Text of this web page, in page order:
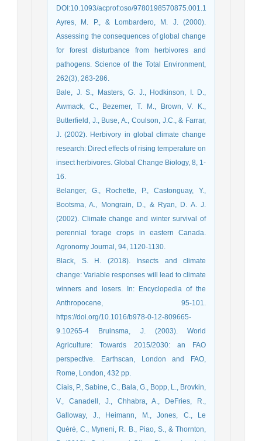
DOI:10.1093/acprof:oso/9780198570875.001.1
Ayres, M. P., & Lombardero, M. J. (2000).
Assessing the consequences of global change
for forest disturbance from herbivores and
pathogens. Science of the Total Environment,
Bale, J. S., Masters, G. J., Hodkinson, I. D.,
Awmack, C., Bezemer, T. M., Brown, V. K.,
Butterfield, J., Buse, A., Coulson, J.C., & Farrar,
J. (2002). Herbivory in global climate change
research: Direct effects of rising temperature on
insect herbivores. Global Change Biology, 8, 1-
16.
Belanger, G., Rochette, P., Castonguay, Y.,
Bootsma, A., Mongrain, D., & Ryan, D. A. J.
(2002). Climate change and winter survival of
perennial forage crops in eastern Canada.
Agronomy Journal, 94, 1120-1130.
Black, S. H. (2018). Insects and climate
change: Variable responses will lead to climate
winners and losers.‏ In: Encyclopedia of the
Anthropocene, 95-101.
https://doi.org/10.1016/b978-0-12-809665-
9.10265-4 Bruinsma, J. (2003). World
Agriculture: Towards 2015/2030: an FAO
perspective. Earthscan, London and FAO,
Rome, London, 432 pp.
Ciais, P., Sabine, C., Bala, G., Bopp, L., Brovkin,
V., Canadell, J., Chhabra, A., DeFries, R.,
Galloway, J., Heimann, M., Jones, C., Le
Quéré, C., Myneni, R. B., Piao, S., & Thornton,